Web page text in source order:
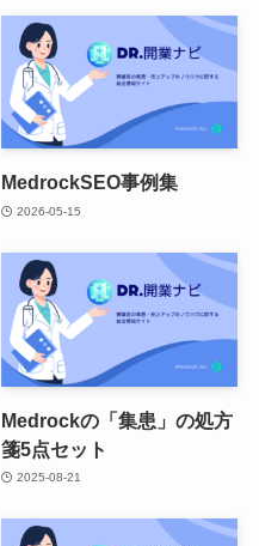
MedrockSEO事例集
2026-05-15
Medrockの「集患」の処方
箋5点セット
2025-08-21